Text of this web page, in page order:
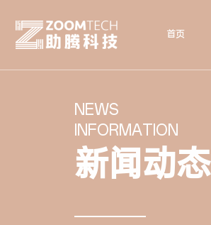
首页
NEWS
INFORMATION
新闻动态